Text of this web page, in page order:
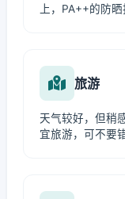
上，PA++的防
旅游
天气较好，但稍
宜旅游，可不要